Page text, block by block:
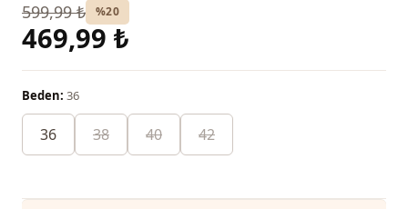
599,99 ₺ %20
469,99 ₺
Beden: 36
36 38 40 42